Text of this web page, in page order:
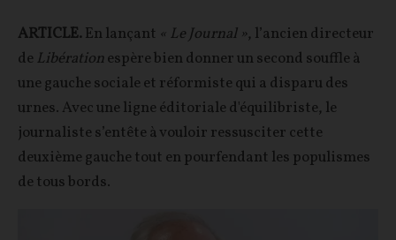
ARTICLE.En lançant « Le Journal », l’ancien directeur
de Libérationespère bien donner un second souffle à
une gauche sociale et réformiste qui a disparu des
urnes. Avec une ligne éditoriale d'équilibriste, le
journaliste s’entête à vouloir ressusciter cette
deuxième gauche tout en pourfendant les populismes
de tous bords.